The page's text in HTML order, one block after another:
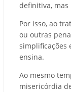
definitiva, mas
Por isso, ao
ou outras
simplificações
ensina.
Ao mesmo
misericórdia